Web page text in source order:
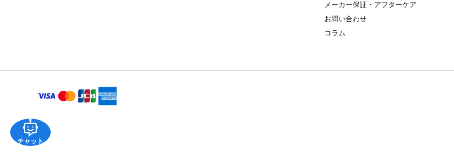
チャット
メーカー保証・アフターケア
お問い合わせ
コラム